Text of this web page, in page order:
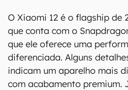
O Xiaomi 12 é o flagship de
que conta com o
que ele oferece uma
diferenciada. Alguns
indicam um aparelho mais
com acabamento premium.
especificações e recursos
regiões e países. Portanto,
que você visite o site
operadora que
confirmar suas
regionais.